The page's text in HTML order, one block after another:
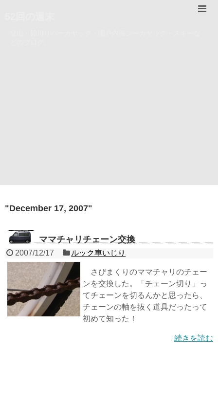
"December 17, 2007"
ママチャリチェーン交換
2007/12/17 ルック車いじり
さびまくりのママチャリのチェー
ンを交換した。「チェーン切り」っ
てチェーンを切るんかと思ったら、
チェーンの軸を抜く道具だったって
初めて知った！
続きを読む